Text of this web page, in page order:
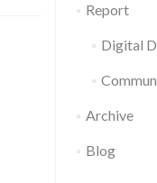
Report
Digital
Archive
Blog